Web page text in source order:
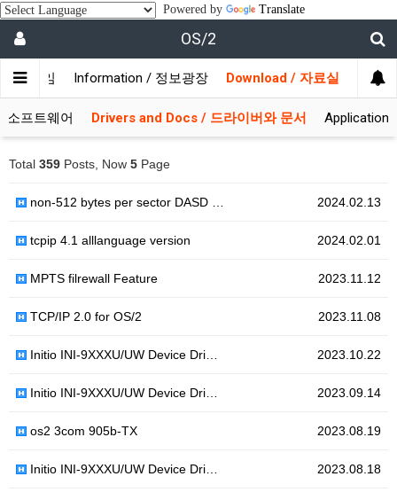
Powered by Translate
OS/2
자모임 Information / 정보광장 Download / 자료실
소프트웨어 Drivers and Docs / 드라이버와 문서
Total 359 Posts, Now 5 Page
2024.02.13
non-512 bytes per sector DASD …
2024.02.01
tcpip 4.1 alllanguage version
2023.11.12
MPTS filrewall Feature
2023.11.08
TCP/IP 2.0 for OS/2
2023.10.22
Initio INI-9XXXU/UW Device Dri…
2023.09.14
Initio INI-9XXXU/UW Device Dri…
2023.08.19
os2 3com 905b-TX
2023.08.18
Initio INI-9XXXU/UW Device Dri…